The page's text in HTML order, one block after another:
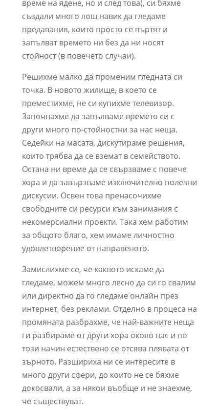
време на ядене, но и след това), си бяхме
създали много лош навик да гледаме
предавания, които просто се въртят и
запълват времето ни без да ни носят
стойност (в повечето случаи).
Решихме малко да променим гледната си
точка. В новото жилище, в което се
преместихме, не си купихме телевизор.
Започнахме да запълваме времето си с
други много по-стойностни за нас неща.
Седейки на масата, дискутираме решения,
които трябва да се вземат в семейството.
Остана ни време да се свързваме с повече
хора и да завързваме изключително полезни
дискусии. Освен това пренасочихме
свободните си ресурси към занимания с
некомерсиални проекти. Така хем работим
за общото благо, хем имаме личностно
удовлетворение от направеното.
Замислихме се, че каквото искаме да
гледаме, можем много лесно да си го свалим
или директно да го гледаме онлайн през
интернет, без реклами. Отделно в процеса на
промяната разбрахме, че най-важните неща
ги разбираме от други хора около нас и по
този начин естествено се отсява плявата от
зърното. Разшириха ни се интересите в
много други сфери, до които не се бяхме
докосвали, а за някои въобще и не знаехме,
че съществуват.